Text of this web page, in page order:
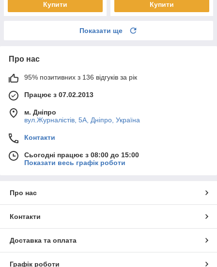
Купити Купити
Показати ще
Про нас
95% позитивних з 136 відгуків за рік
Працює з 07.02.2013
м. Дніпро
вул.Журналістів, 5А, Дніпро, Україна
Контакти
Сьогодні працює з 08:00 до 15:00
Показати весь графік роботи
Про нас
Контакти
Доставка та оплата
Графік роботи